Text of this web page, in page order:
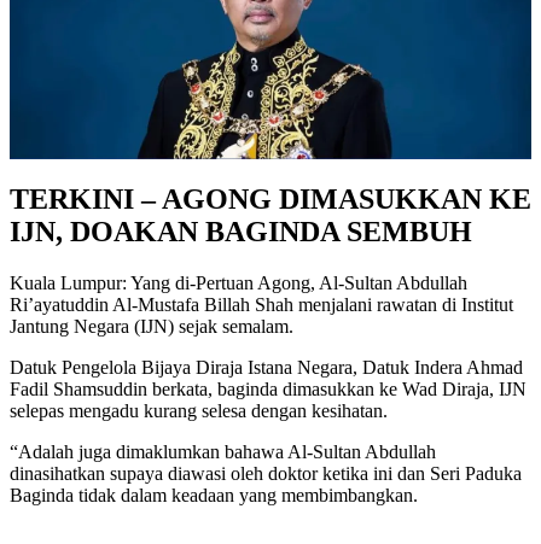
TERKINI – AGONG DIMASUKKAN KE
IJN, DOAKAN BAGINDA SEMBUH
Kuala Lumpur: Yang di-Pertuan Agong, Al-Sultan Abdullah
Ri’ayatuddin Al-Mustafa Billah Shah menjalani rawatan di Institut
Jantung Negara (IJN) sejak semalam.
Datuk Pengelola Bijaya Diraja Istana Negara, Datuk Indera Ahmad
Fadil Shamsuddin berkata, baginda dimasukkan ke Wad Diraja, IJN
selepas mengadu kurang selesa dengan kesihatan.
“Adalah juga dimaklumkan bahawa Al-Sultan Abdullah
dinasihatkan supaya diawasi oleh doktor ketika ini dan Seri Paduka
Baginda tidak dalam keadaan yang membimbangkan.